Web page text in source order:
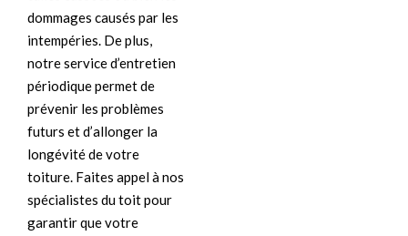
dommages causés par les
intempéries. De plus,
notre service d’entretien
périodique permet de
prévenir les problèmes
futurs et d’allonger la
longévité de votre
toiture. Faites appel à nos
spécialistes du toit pour
garantir que votre